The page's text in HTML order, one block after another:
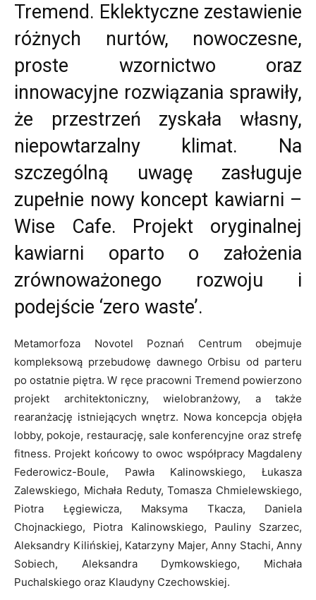
Tremend. Eklektyczne zestawienie
różnych nurtów, nowoczesne,
proste wzornictwo oraz
innowacyjne rozwiązania sprawiły,
że przestrzeń zyskała własny,
niepowtarzalny klimat. Na
szczególną uwagę zasługuje
zupełnie nowy koncept kawiarni –
Wise Cafe. Projekt oryginalnej
kawiarni oparto o założenia
zrównoważonego rozwoju i
podejście ‘zero waste’.
Metamorfoza Novotel Poznań Centrum obejmuje
kompleksową przebudowę dawnego Orbisu od parteru
po ostatnie piętra. W ręce pracowni Tremend powierzono
projekt architektoniczny, wielobranżowy, a także
rearanżację istniejących wnętrz. Nowa koncepcja objęła
lobby, pokoje, restaurację, sale konferencyjne oraz strefę
fitness. Projekt końcowy to owoc współpracy Magdaleny
Federowicz-Boule, Pawła Kalinowskiego, Łukasza
Zalewskiego, Michała Reduty, Tomasza Chmielewskiego,
Piotra Łęgiewicza, Maksyma Tkacza, Daniela
Chojnackiego, Piotra Kalinowskiego, Pauliny Szarzec,
Aleksandry Kilińskiej, Katarzyny Majer, Anny Stachi, Anny
Sobiech, Aleksandra Dymkowskiego, Michała
Puchalskiego oraz Klaudyny Czechowskiej.